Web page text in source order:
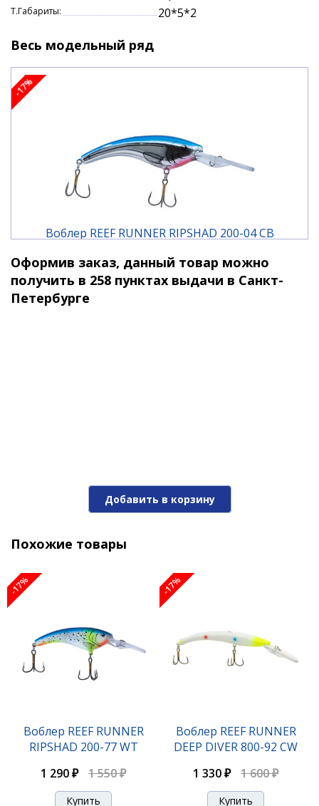
на его поведение в воде и клюют. Большой выбор
крючки и фурнитура делают его той самой
приманкой, в которой рыболов всегда уверен.
Характеристики:
вес: 10,5 гр.
заглубление: до 3,6 м.
заглубление при троллинге: до 5,4 м.
Т.Габариты: 20*5*2
Весь модельный ряд
-17%
Воблер REEF RUNNER RIPSHAD 200-04 CB
1 290 ₽ 1 550 ₽
-17%
Оформив заказ, данный товар можно
получить в 258 пунктах выдачи в Санкт-
Петербурге
Добавить в корзину
Похожие товары
-17%
Воблер REEF RUNNER
RIPSHAD 200-77 WT
1 290 ₽
1 550 ₽
-17%
Воблер REEF RUNNER
DEEP DIVER 800-92 CW
1 330 ₽
1 600 ₽